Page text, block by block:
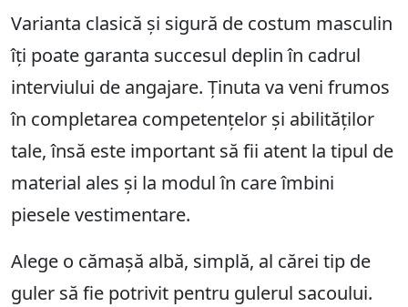
Varianta clasică și sigură de costum masculin
îți poate garanta succesul deplin în cadrul
interviului de angajare. Ținuta va veni frumos
în completarea competențelor și abilităților
tale, însă este important să fii atent la tipul de
material ales și la modul în care îmbini
piesele vestimentare.
Alege o cămașă albă, simplă, al cărei tip de
guler să fie potrivit pentru gulerul sacoului.